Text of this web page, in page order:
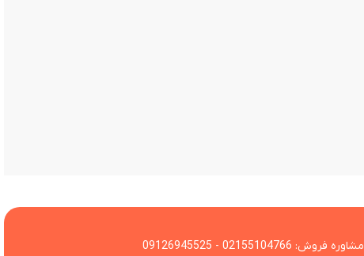
مشاوره فروش: 02155104766 - 09126945525